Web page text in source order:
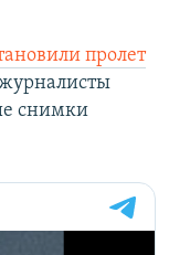
пролет
снимки